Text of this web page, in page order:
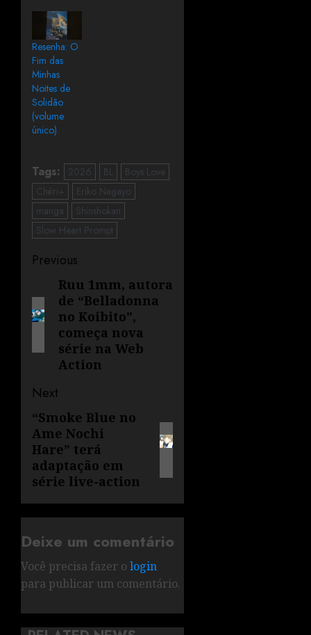
Resenha: O
Fim das
Minhas
Noites de
Solidão
(volume
único)
Tags: 2026 BL
Boys Love
Chéri+
Eriko Nagayo
manga
Shinshokan
Slow Heart Prompt
Previous
Ruu 1mm, autora
de “Belladonna
no Koibito”,
começa nova
série na Web
Action
Next
“Smoke Blue no
Ame Nochi
Hare” terá
adaptação em
série live-action
Deixe um comentário
Você precisa fazer o login
para publicar um comentário.